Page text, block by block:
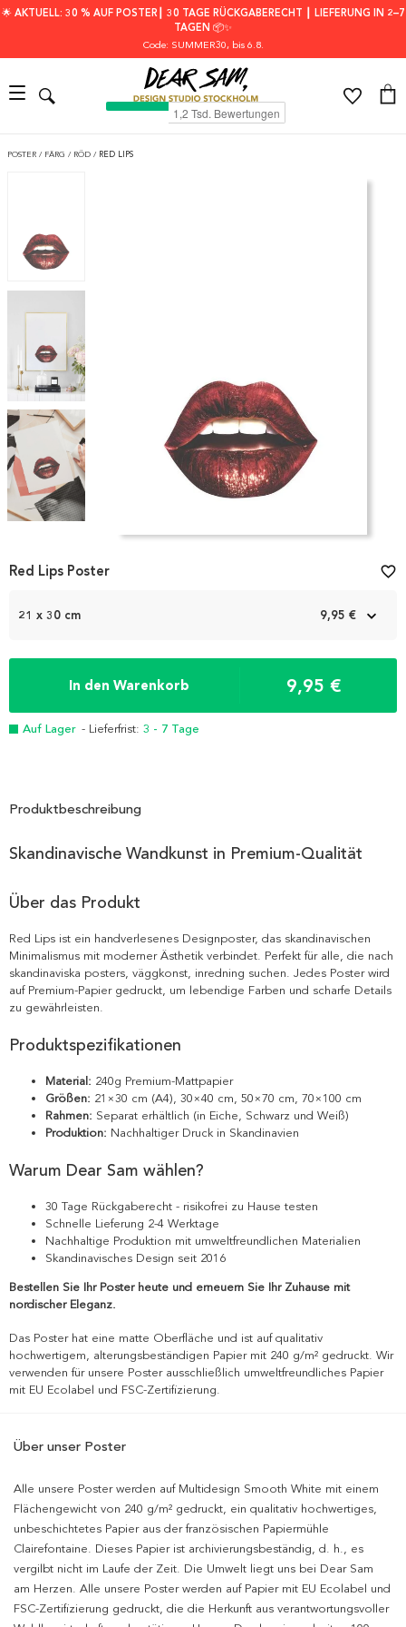
🌟 AKTUELL: 30 % AUF POSTER┃ 30 TAGE RÜCKGABERECHT ┃ LIEFERUNG IN 2–7
TAGEN 📦✨
Code: SUMMER30, bis 6.8.
POSTER / FÄRG / RÖD / RED LIPS
1
21 x 30 cm 9,95 €
In den Warenkorb 9,95 €
Auf Lager - Lieferfrist: 3 - 7 Tage
Red Lips Poster favorite_border
Produktbeschreibung
Skandinavische Wandkunst in Premium-Qualität
Über das Produkt
Red Lips ist ein handverlesenes Designposter, das skandinavischen
Minimalismus mit moderner Ästhetik verbindet. Perfekt für alle, die nach
skandinaviska posters, väggkonst, inredning suchen. Jedes Poster wird
auf Premium-Papier gedruckt, um lebendige Farben und scharfe Details
zu gewährleisten.
Produktspezifikationen
Material: 240g Premium-Mattpapier
Größen: 21×30 cm (A4), 30×40 cm, 50×70 cm, 70×100 cm
Rahmen: Separat erhältlich (in Eiche, Schwarz und Weiß)
Produktion: Nachhaltiger Druck in Skandinavien
Warum Dear Sam wählen?
30 Tage Rückgaberecht - risikofrei zu Hause testen
Schnelle Lieferung 2-4 Werktage
Nachhaltige Produktion mit umweltfreundlichen Materialien
Skandinavisches Design seit 2016
Bestellen Sie Ihr Poster heute und erneuern Sie Ihr Zuhause mit
nordischer Eleganz.
Das Poster hat eine matte Oberfläche und ist auf qualitativ
hochwertigem, alterungsbeständigen Papier mit 240 g/m² gedruckt. Wir
verwenden für unsere Poster ausschließlich umweltfreundliches Papier
mit EU Ecolabel und FSC-Zertifizierung.
Über unser Poster
Alle unsere Poster werden auf Multidesign Smooth White mit einem
Flächengewicht von 240 g/m² gedruckt, ein qualitativ hochwertiges,
unbeschichtetes Papier aus der französischen Papiermühle
Clairefontaine. Dieses Papier ist archivierungsbeständig, d. h., es
vergilbt nicht im Laufe der Zeit. Die Umwelt liegt uns bei Dear Sam
am Herzen. Alle unsere Poster werden auf Papier mit EU Ecolabel und
FSC-Zertifizierung gedruckt, die die Herkunft aus verantwortungsvoller